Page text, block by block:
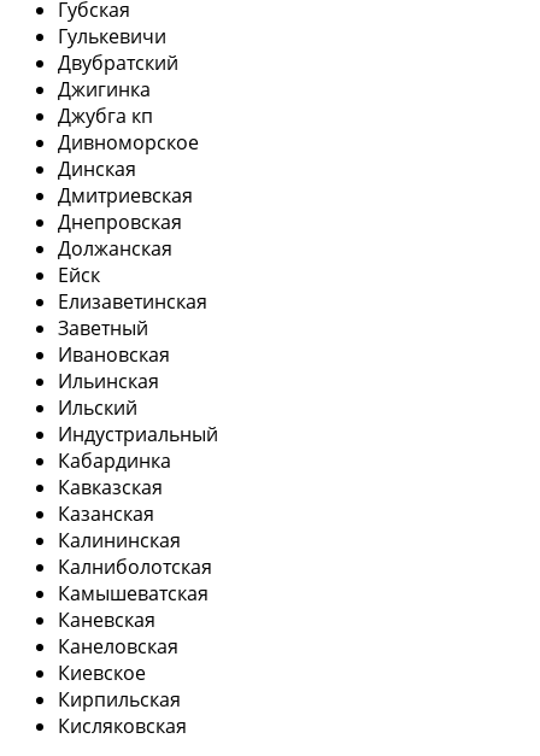
Губская
Гулькевичи
Двубратский
Джигинка
Джубга кп
Дивноморское
Динская
Дмитриевская
Днепровская
Должанская
Ейск
Елизаветинская
Заветный
Ивановская
Ильинская
Ильский
Индустриальный
Кабардинка
Кавказская
Казанская
Калининская
Калниболотская
Камышеватская
Каневская
Канеловская
Киевское
Кирпильская
Кисляковская